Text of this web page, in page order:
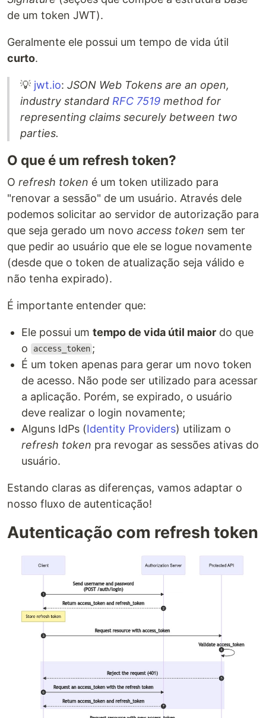
de um token JWT).
Geralmente ele possui um tempo de vida útil
curto.
💡 jwt.io: JSON Web Tokens are an open,
industry standard RFC 7519 method for
representing claims securely between two
parties.
O que é um refresh token?
O refresh token é um token utilizado para
"renovar a sessão" de um usuário. Através dele
podemos solicitar ao servidor de autorização para
que seja gerado um novo access token sem ter
que pedir ao usuário que ele se logue novamente
(desde que o token de atualização seja válido e
não tenha expirado).
É importante entender que:
Ele possui um tempo de vida útil maior do que
o
access_token ;
É um token apenas para gerar um novo token
de acesso. Não pode ser utilizado para acessar
a aplicação. Porém, se expirado, o usuário
deve realizar o login novamente;
Alguns IdPs (Identity Providers) utilizam o
refresh token pra revogar as sessões ativas do
usuário.
Estando claras as diferenças, vamos adaptar o
nosso fluxo de autenticação!
Autenticação com refresh token